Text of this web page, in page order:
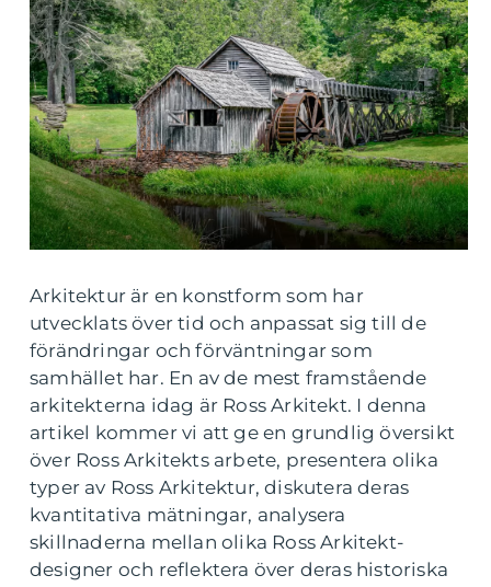
Arkitektur är en konstform som har
utvecklats över tid och anpassat sig till de
förändringar och förväntningar som
samhället har. En av de mest framstående
arkitekterna idag är Ross Arkitekt. I denna
artikel kommer vi att ge en grundlig översikt
över Ross Arkitekts arbete, presentera olika
typer av Ross Arkitektur, diskutera deras
kvantitativa mätningar, analysera
skillnaderna mellan olika Ross Arkitekt-
designer och reflektera över deras historiska